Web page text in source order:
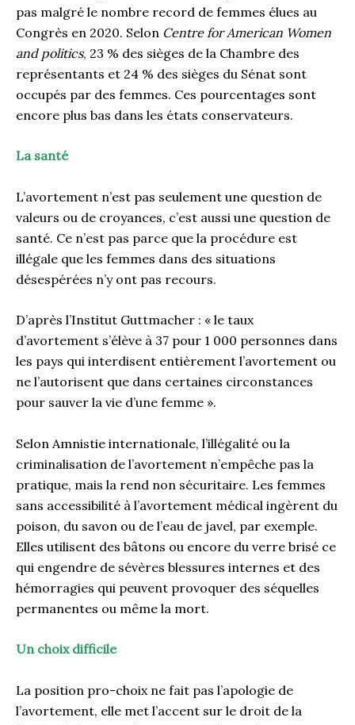
pas malgré le nombre record de femmes élues au
Congrès en 2020. Selon Centre for American Women
and politics, 23 % des sièges de la Chambre des
représentants et 24 % des sièges du Sénat sont
occupés par des femmes. Ces pourcentages sont
encore plus bas dans les états conservateurs.
La santé
L’avortement n’est pas seulement une question de
valeurs ou de croyances, c’est aussi une question de
santé. Ce n’est pas parce que la procédure est
illégale que les femmes dans des situations
désespérées n’y ont pas recours.
D’après l’Institut Guttmacher : « le taux
d’avortement s’élève à 37 pour 1 000 personnes dans
les pays qui interdisent entièrement l’avortement ou
ne l’autorisent que dans certaines circonstances
pour sauver la vie d’une femme ».
Selon Amnistie internationale, l’illégalité ou la
criminalisation de l’avortement n’empêche pas la
pratique, mais la rend non sécuritaire. Les femmes
sans accessibilité à l’avortement médical ingèrent du
poison, du savon ou de l’eau de javel, par exemple.
Elles utilisent des bâtons ou encore du verre brisé ce
qui engendre de sévères blessures internes et des
hémorragies qui peuvent provoquer des séquelles
permanentes ou même la mort.
Un choix difficile
La position pro-choix ne fait pas l’apologie de
l’avortement, elle met l’accent sur le droit de la